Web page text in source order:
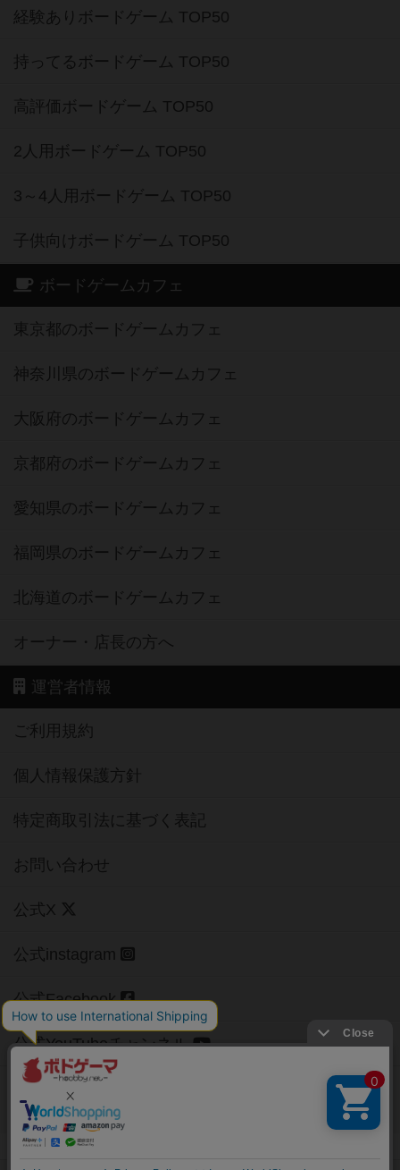
経験ありボードゲーム TOP50
持ってるボードゲーム TOP50
高評価ボードゲーム TOP50
2人用ボードゲーム TOP50
3～4人用ボードゲーム TOP50
子供向けボードゲーム TOP50
ボードゲームカフェ
東京都のボードゲームカフェ
神奈川県のボードゲームカフェ
大阪府のボードゲームカフェ
京都府のボードゲームカフェ
愛知県のボードゲームカフェ
福岡県のボードゲームカフェ
北海道のボードゲームカフェ
オーナー・店長の方へ
運営者情報
ご利用規約
個人情報保護方針
特定商取引法に基づく表記
お問い合わせ
公式X
公式instagram
公式Facebook
公式YouTubeチャンネル